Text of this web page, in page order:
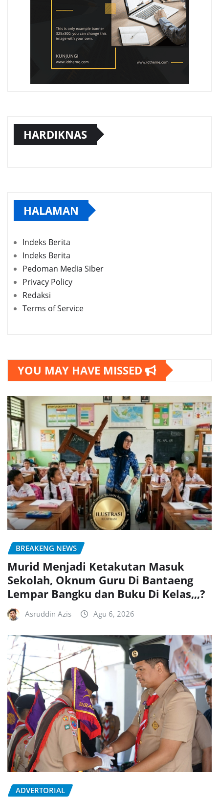
HARDIKNAS
HALAMAN
Indeks Berita
Indeks Berita
Pedoman Media Siber
Privacy Policy
Redaksi
Terms of Service
YOU MAY HAVE MISSED
BREAKENG NEWS
Murid Menjadi Ketakutan Masuk
Sekolah, Oknum Guru Di Bantaeng
Lempar Bangku dan Buku Di Kelas,,,?
Asruddin Azis Agu 6, 2026
ADVERTORIAL